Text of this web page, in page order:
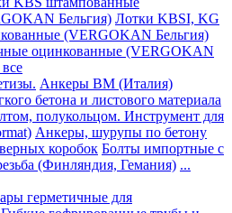
Бельгия) Лотки KBSI, KG
(VERGOKAN Бельгия)
оцинкованные (VERGOKAN
Анкеры ВМ (Италия)
бетона и листового материала
полукольцом. Инструмент для
Анкеры, шурупы по бетону
коробок Болты импортные с
(Финляндия, Гемания) ...
герметичные для